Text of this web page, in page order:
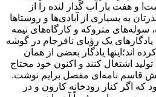
هفت بار آب گُدار لنده را از
به بسیاری از آبادی‌ها و روستاها
سوله‌های متروکه و کارگاه‌های نیمه
یک رؤیای نافرجام در گوشه
اند؛اینها یادگار بعضی از همان
اشتغال کنند و اکنون خود محتاج
مش قاسم نامه‌ای مفصل برایم نوشت.
که اگر کنار رودخانه کارون و در